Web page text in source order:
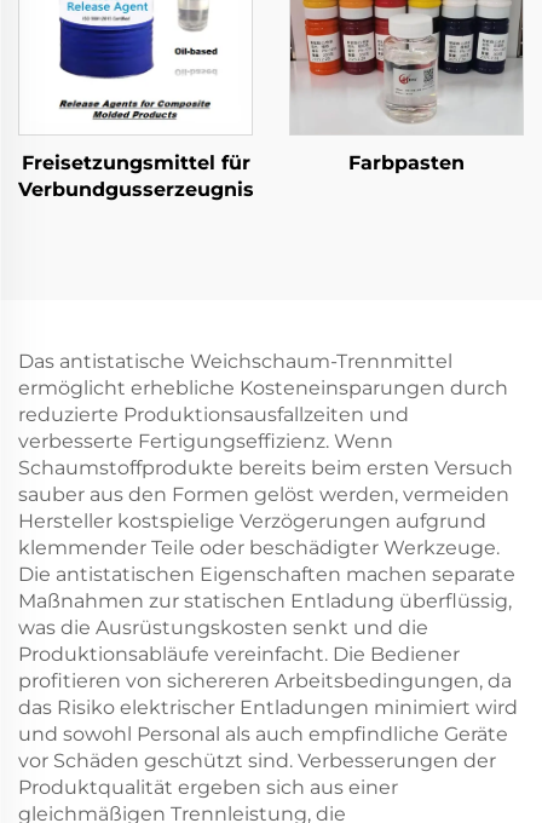
Freisetzungsmittel für
Verbundgusserzeugnisse
Farbpasten
Das antistatische Weichschaum-Trennmittel
ermöglicht erhebliche Kosteneinsparungen durch
reduzierte Produktionsausfallzeiten und
verbesserte Fertigungseffizienz. Wenn
Schaumstoffprodukte bereits beim ersten Versuch
sauber aus den Formen gelöst werden, vermeiden
Hersteller kostspielige Verzögerungen aufgrund
klemmender Teile oder beschädigter Werkzeuge.
Die antistatischen Eigenschaften machen separate
Maßnahmen zur statischen Entladung überflüssig,
was die Ausrüstungskosten senkt und die
Produktionsabläufe vereinfacht. Die Bediener
profitieren von sichereren Arbeitsbedingungen, da
das Risiko elektrischer Entladungen minimiert wird
und sowohl Personal als auch empfindliche Geräte
vor Schäden geschützt sind. Verbesserungen der
Produktqualität ergeben sich aus einer
gleichmäßigen Trennleistung, die